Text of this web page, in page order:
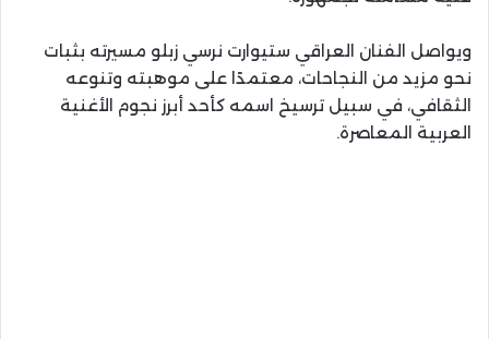
ويواصل الفنان العراقي ستيوارت نرسي زبلو مسيرته بثبات
نحو مزيد من النجاحات، معتمدًا على موهبته وتنوعه
الثقافي، في سبيل ترسيخ اسمه كأحد أبرز نجوم الأغنية
العربية المعاصرة.